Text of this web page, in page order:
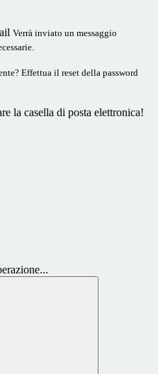
Verrà inviato un messaggio
Effettua il reset della password
la casella di posta elettronica!